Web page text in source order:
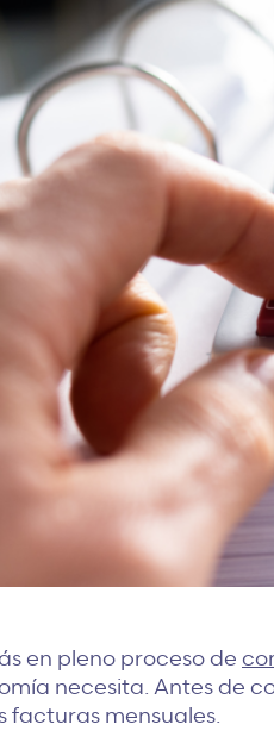
en pleno proceso de
necesita. Antes de
facturas mensuales.